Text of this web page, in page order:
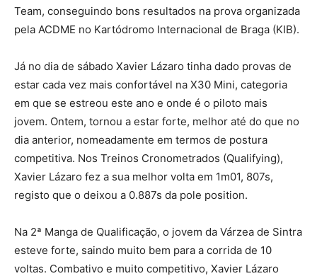
Team, conseguindo bons resultados na prova organizada
pela ACDME no Kartódromo Internacional de Braga (KIB).
Já no dia de sábado Xavier Lázaro tinha dado provas de
estar cada vez mais confortável na X30 Mini, categoria
em que se estreou este ano e onde é o piloto mais
jovem. Ontem, tornou a estar forte, melhor até do que no
dia anterior, nomeadamente em termos de postura
competitiva. Nos Treinos Cronometrados (Qualifying),
Xavier Lázaro fez a sua melhor volta em 1m01, 807s,
registo que o deixou a 0.887s da pole position.
Na 2ª Manga de Qualificação, o jovem da Várzea de Sintra
esteve forte, saindo muito bem para a corrida de 10
voltas. Combativo e muito competitivo, Xavier Lázaro